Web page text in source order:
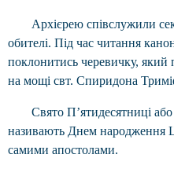
Архієрею співслужили
обителі. Під час читання
поклонитись черевичку, який
на мощі свт. Спиридона
Свято П’ятидесятниці
називають Днем народження
самими апостолами.